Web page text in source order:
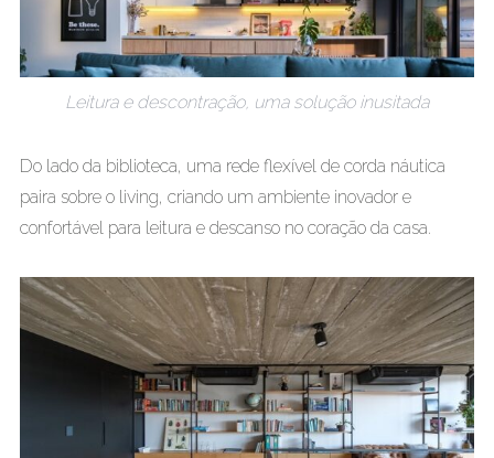
Leitura e descontração, uma solução inusitada
Do lado da biblioteca, uma rede flexível de corda náutica
paira sobre o living, criando um ambiente inovador e
confortável para leitura e descanso no coração da casa.